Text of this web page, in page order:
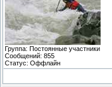
Группа: Постоянные участники
Сообщений: 855
Статус: Оффлайн